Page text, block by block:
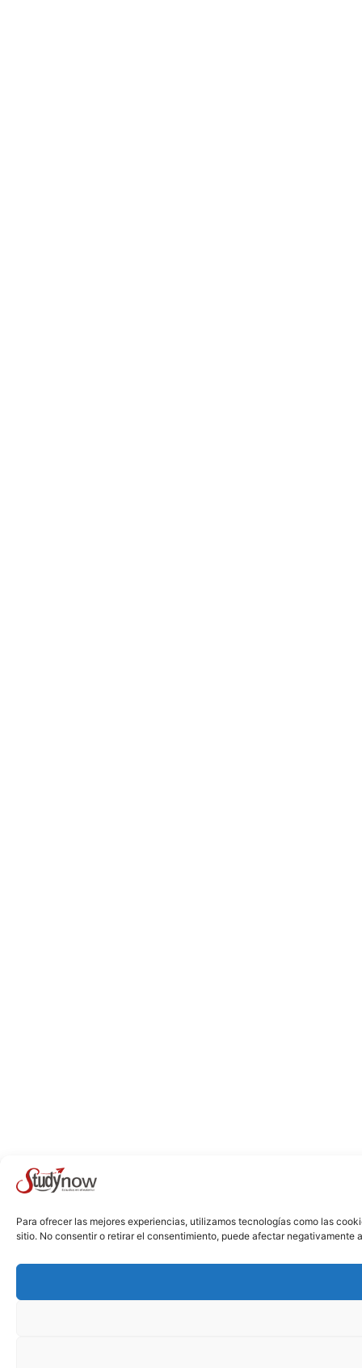
Para ofrecer las mejores experiencias, utilizamos tecnologías como las
sitio. No consentir o retirar el consentimiento, puede afectar negativamente